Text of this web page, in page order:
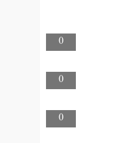
0
0
0